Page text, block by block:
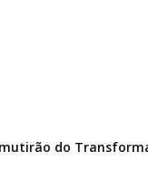
mutirão do